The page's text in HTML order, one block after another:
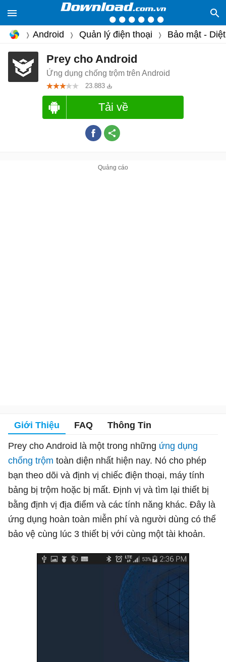
Android Quản lý điện thoại Bảo mật -
Prey cho Android
Ứng dụng chống trộm trên Android
23.883
Tải về
Giới Thiệu FAQ Thông Tin
Prey cho Android là một trong những ứng dụng
chống trộm toàn diện nhất hiện nay. Nó cho phép
bạn theo dõi và định vị chiếc điện thoại, máy tính
bảng bị trộm hoặc bị mất. Định vị và tìm lại thiết bị
bằng định vị địa điểm và các tính năng khác. Đây là
ứng dụng hoàn toàn miễn phí và người dùng có thể
bảo vệ cùng lúc 3 thiết bị với cùng một tài khoản.